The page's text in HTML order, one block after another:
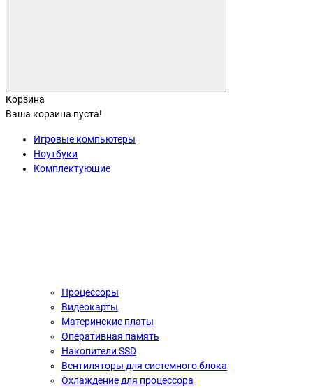
Корзина
Ваша корзина пуста!
Игровые компьютеры
Ноутбуки
Комплектующие
Процессоры
Видеокарты
Материнские платы
Оперативная память
Накопители SSD
Вентиляторы для системного блока
Охлаждение для процессора